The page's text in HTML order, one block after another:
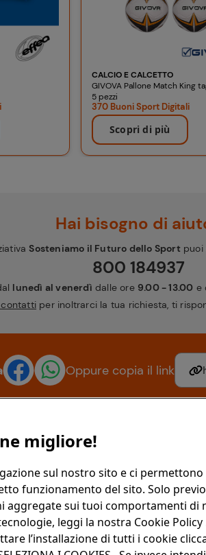
CALCIO E CALCETTO
GIVOVA Pallone Match King
5 pezzi
370 Buoni Sport Digitali
Scopri di più
Hai bisogno di
Sosteniamo il Futuro dello Sportpuoi
800 184937
lunedì al venerdì dalle ore 9.00 - 13.00 e
per inoltrarci la tua richiesta, ti
Oppure copia il link
Faq
migliore!
sul nostro sito e ci
funzionamento del sito. Solo
sui tuoi comportamenti
leggi la nostra Cookie
l’installazione di tutti i cookie